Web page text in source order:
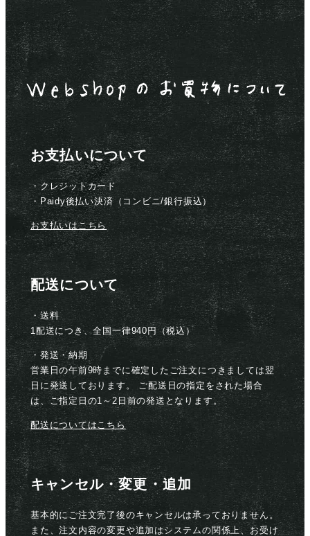
お支払いについて
・クレジットカード
・Paidy後払い決済（コンビニ/銀行振込）
お支払いはこちら
配送について
・送料
1配送につき、全国一律940円（税込）
・発送・納期
営業日の午前9時までに確定したご注文につきましては翌
日に発送しております。 ご配送日の指定をされた場合
は、ご指定日の1～2日前の発送となります。
配送についてはこちら
キャンセル・変更・追加
基本的にご注文完了後のキャンセルは承っておりません。
また、注文内容の変更や追加はシステムの関係上、お受け